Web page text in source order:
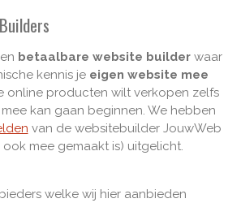
betaalbare website builderwaar
kennis je eigen website mee
online producten wilt verkopen zelfs
kan gaan beginnen. We hebben
van de websitebuilder JouwWeb
mee gemaakt is) uitgelicht.
welke wij hier aanbieden